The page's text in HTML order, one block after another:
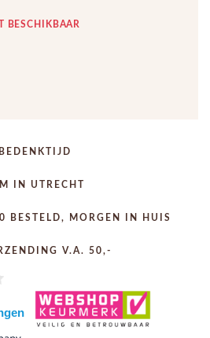
BESCHIKBAAR
IN UTRECHT
BESTELD, MORGEN IN HUIS
V.A. 50,-